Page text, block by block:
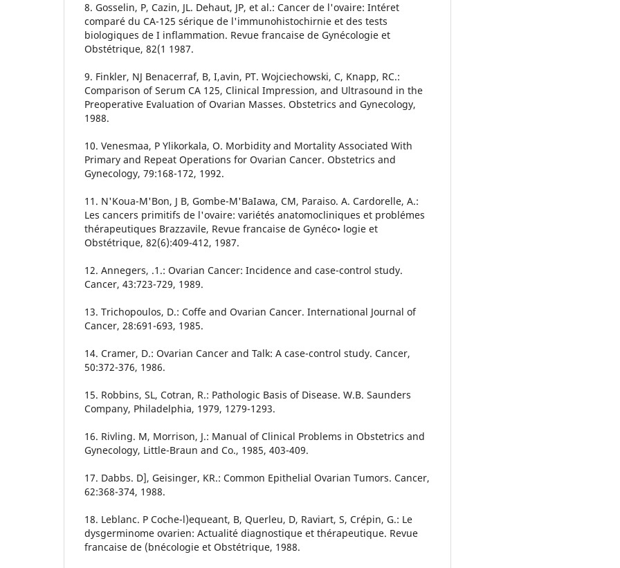
8. Gosselin, P, Cazin, JL. Dehaut, JP, et al.: Cancer de l'ovaire: Intéret
comparé du CA-125 sérique de l'immunohistochirnie et des tests
biologiques de I inflammation. Revue francaise de Gynécologie et
Obstétrique, 82(1 1987.
9. Finkler, NJ Benacerraf, B, I,avin, PT. Wojciechowski, C, Knapp, RC.:
Comparison of Serum CA 125, Clinical Impression, and Ultrasound in the
Preoperative Evaluation of Ovarian Masses. Obstetrics and Gynecology,
1988.
10. Venesmaa, P Ylikorkala, O. Morbidity and Mortality Associated With
Primary and Repeat Operations for Ovarian Cancer. Obstetrics and
Gynecology, 79:168-172, 1992.
11. N'Koua-M'Bon, J B, Gombe-M'BaIawa, CM, Paraiso. A. Cardorelle, A.:
Les cancers primitifs de l'ovaire: variétés anatomocliniques et problémes
thérapeutiques Brazzavile, Revue francaise de Gynéco• logie et
Obstétrique, 82(6):409-412, 1987.
12. Annegers, .1.: Ovarian Cancer: Incidence and case-control study.
Cancer, 43:723-729, 1989.
13. Trichopoulos, D.: Coffe and Ovarian Cancer. International Journal of
Cancer, 28:691-693, 1985.
14. Cramer, D.: Ovarian Cancer and Talk: A case-control study. Cancer,
50:372-376, 1986.
15. Robbins, SL, Cotran, R.: Pathologic Basis of Disease. W.B. Saunders
Company, Philadelphia, 1979, 1279-1293.
16. Rivling. M, Morrison, J.: Manual of Clinical Problems in Obstetrics and
Gynecology, Little-Braun and Co., 1985, 403-409.
17. Dabbs. D], Geisinger, KR.: Common Epithelial Ovarian Tumors. Cancer,
62:368-374, 1988.
18. Leblanc. P Coche-l)equeant, B, Querleu, D, Raviart, S, Crépin, G.: Le
dysgerminome ovarien: Actualité diagnostique et thérapeutique. Revue
francaise de (bnécologie et Obstétrique, 1988.